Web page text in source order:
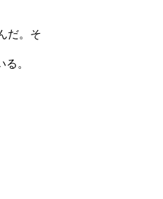
だ。そ
。